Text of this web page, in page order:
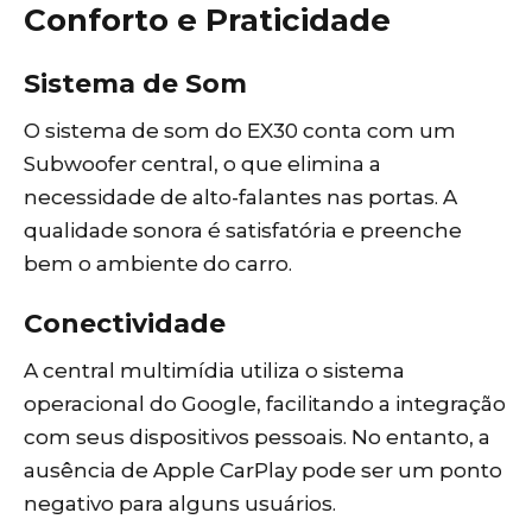
Conforto e Praticidade
Sistema de Som
O sistema de som do EX30 conta com um
Subwoofer central, o que elimina a
necessidade de alto-falantes nas portas. A
qualidade sonora é satisfatória e preenche
bem o ambiente do carro.
Conectividade
A central multimídia utiliza o sistema
operacional do Google, facilitando a integração
com seus dispositivos pessoais. No entanto, a
ausência de Apple CarPlay pode ser um ponto
negativo para alguns usuários.